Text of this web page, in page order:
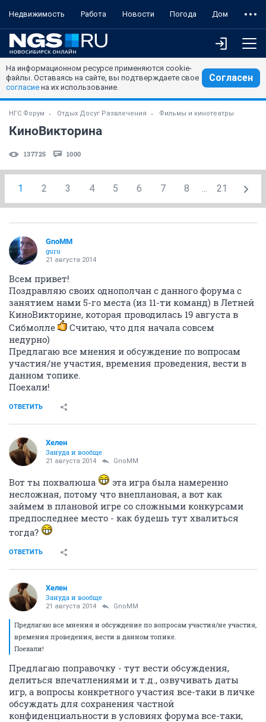
Недвижимость Работа Новости Погода Дом
На информационном ресурсе применяются cookie-
файлы. Оставаясь на сайте, вы подтверждаете свое
согласие на их использование.
Согласен
НГС.Форум Отдых Досуг Развлечения Фильмы и кинотеатры
КиноВикторина
137725 1000
1 2 3 4 5 6 7 8 ... 21
GnoMM
guru
21 августа 2014
Всем привет!
Поздравляю своих однополчан с данного форума с
занятием нами 5-го места (из 11-ти команд) в Летней
КиноВикторине, которая проводилась 19 августа в
Сибмолле
Считаю, что для начала совсем
недурно)
Предлагаю все мнения и обсуждение по вопросам
участия/не участия, времения проведения, вести в
данном топике.
Поехали!
ОТВЕТИТЬ
Хелен
Зануда и вообще
21 августа 2014 GnoMM
Вот ты похвалюша
эта игра была намеренно
несложная, потому что внеплановая, а вот как
займем в плановой игре со сложными конкурсами
предпоследнее место - как будешь тут хвалиться
тогда?
ОТВЕТИТЬ
Хелен
Зануда и вообще
21 августа 2014 GnoMM
Предлагаю все мнения и обсуждение по вопросам участия/не участия,
времения проведения, вести в данном топике.
Поехали!
Предлагаю поправочку - тут вести обсуждения,
делиться впечатлениями и т.д., озвучивать даты
игр, а вопросы конкретного участия все-таки в личке
обсуждать для сохранения частной
конфиденциальности в условиях форума все-таки,